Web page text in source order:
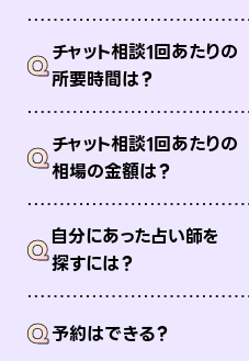
Qチャット相談1回あたりの
所要時間は？
Qチャット相談1回あたりの
相場の金額は？
Q自分にあった占い師を
探すには？
Q予約はできる？